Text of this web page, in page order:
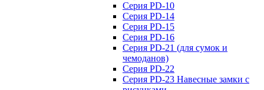
Серия PD-10
Серия PD-14
Серия PD-15
Серия PD-16
Серия PD-21 (для сумок и
чемоданов)
Серия PD-22
Серия PD-23 Навесные замки с